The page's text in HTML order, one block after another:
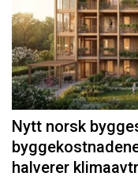
Nytt norsk
halverer